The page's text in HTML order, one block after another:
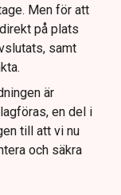
Men för att
på plats
samt
är
en del i
till att vi nu
och säkra